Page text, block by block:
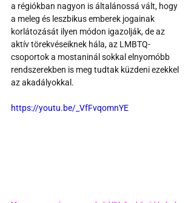
a régiókban nagyon is általánossá vált, hogy
a meleg és leszbikus emberek jogainak
korlátozását ilyen módon igazolják, de az
aktív törekvéseiknek hála, az LMBTQ-
csoportok a mostaninál sokkal elnyomóbb
rendszerekben is meg tudtak küzdeni ezekkel
az akadályokkal.
https://youtu.be/_VfFvqomnYE